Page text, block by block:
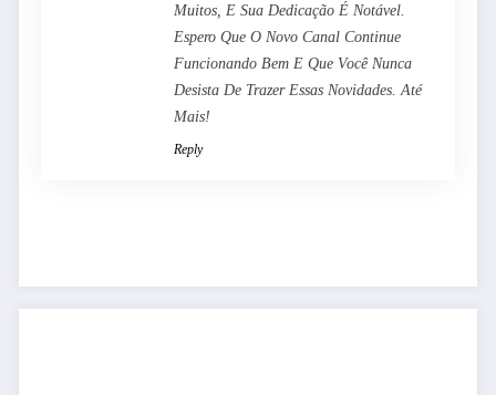
Muitos, E Sua Dedicação É Notável.
Espero Que O Novo Canal Continue
Funcionando Bem E Que Você Nunca
Desista De Trazer Essas Novidades. Até
Mais!
Reply